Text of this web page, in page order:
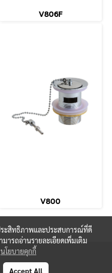
V806F
V800
ระสิทธิภาพและประสบการณ์ที่ดี
ารถอ่านรายละเอียดเพิ่มเติม
นโยบายคุกกี้
Accept All